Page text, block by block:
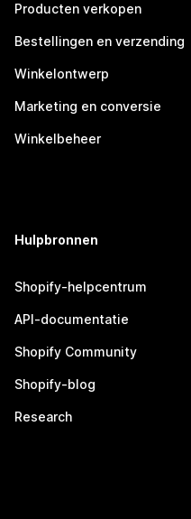
Producten verkopen
Bestellingen en verzending
Winkelontwerp
Marketing en conversie
Winkelbeheer
Hulpbronnen
Shopify-helpcentrum
API-documentatie
Shopify Community
Shopify-blog
Research